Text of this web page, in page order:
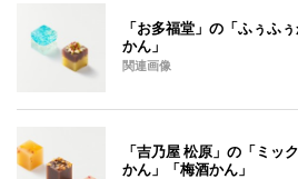
「お多福堂」の「ふぅふ
かん」
関連画像
「吉乃屋 松原」の「ミッ
かん」「梅酒かん」